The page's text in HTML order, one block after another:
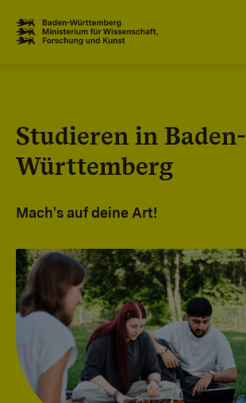
Studieren in Baden-
Württemberg
Mach's auf deine Art!